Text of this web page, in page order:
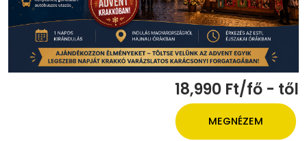
18,990 Ft/fő - től
MEGNÉZEM